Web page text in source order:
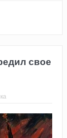
свое